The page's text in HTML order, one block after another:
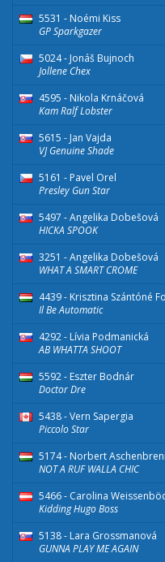
5531 - Noémi Kiss
GP Sparkgazer
5024 - Jonáš Bujnoch
Jollene Chex
4595 - Nikola Krnáčová
Kam Ralf Lobster
5615 - Jan Vajda
VJ Genuine Shade
5161 - Pavel Orel
Presley Gun Star
5497 - Angelika Dobešová
HICKA SPOOK
3251 - Angelika Dobešová
WHAT A SMART CROME
4439 - Krisztina Szántóné
Il Be Automatic
4292 - Lívia Podmanická
AB WHATTA SHOOT
5592 - Eszter Bodnár
Doctor Dre
5438 - Vern Sapergia
Piccolo Star
5174 - Norbert
NOT A RUF WALLA CHIC
5466 - Carolina
Kidding Hugo Boss
5138 - Lara Grossmanová
GUNNA PLAY ME AGAIN